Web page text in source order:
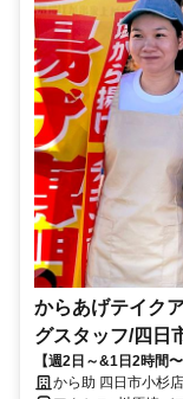
からあげテイク
グスタッフ/四日
【️週2日～&1日2時間
ア・中高年活躍／短時
から助 四日市小杉店